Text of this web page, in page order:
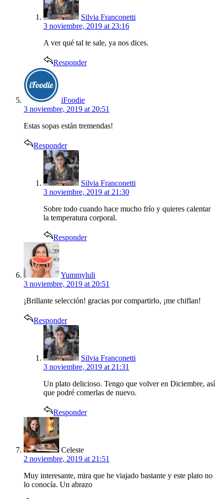
Silvia Franconetti
3 noviembre, 2019 at 23:16
A ver qué tal te sale, ya nos dices.
Responder
iFoodie
3 noviembre, 2019 at 20:51
Estas sopas están tremendas!
Responder
says:
Silvia Franconetti
3 noviembre, 2019 at 21:30
Sobre todo cuando hace mucho frío y quieres calentar
la temperatura corporal.
Responder
says:
Yummyluli
3 noviembre, 2019 at 20:51
¡Brillante selección! gracias por compartirlo, ¡me chiflan!
Responder
says:
Silvia Franconetti
3 noviembre, 2019 at 21:31
Un plato delicioso. Tengo que volver en Diciembre, así
que podré comerlas de nuevo.
Responder
Celeste
2 noviembre, 2019 at 21:51
Muy interesante, mira que he viajado bastante y este plato no
lo conocía. Un abrazo